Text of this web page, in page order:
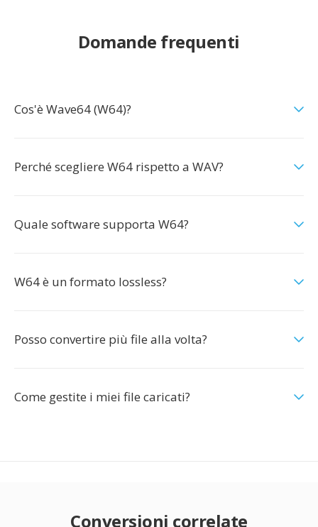
Domande frequenti
Cos'è Wave64 (W64)?
Perché scegliere W64 rispetto a WAV?
Quale software supporta W64?
W64 è un formato lossless?
Posso convertire più file alla volta?
Come gestite i miei file caricati?
Conversioni correlate